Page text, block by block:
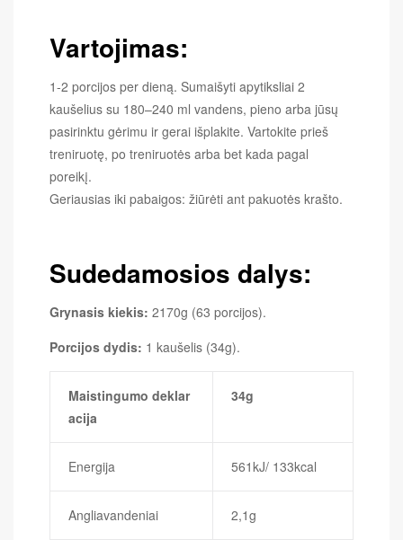
Vartojimas:
1-2 porcijos per dieną. Sumaišyti apytiksliai 2
kaušelius su 180–240 ml vandens, pieno arba jūsų
pasirinktu gėrimu ir gerai išplakite. Vartokite prieš
treniruotę, po treniruotės arba bet kada pagal
poreikį.
Geriausias iki pabaigos: žiūrėti ant pakuotės krašto.
Sudedamosios dalys:
Grynasis kiekis: 2170g (63 porcijos).
Porcijos dydis: 1 kaušelis (34g).
Maistingumo deklar
acija
34g
Energija 561kJ/ 133kcal
Angliavandeniai 2,1g